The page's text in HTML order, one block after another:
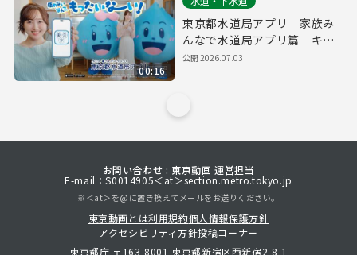
00:16
東京都水道局アプリ 家族み
んなで水道局アプリ篇 キャ
ッシュレス・水道料金（１５
公開2026.07.03
お問い合わせ : 東京動画 運営担当
E-mail：S0014905＜at＞section.metro.tokyo.jp
※＜at＞を@に置き換えてメールをお送りください。
東京動画とは利用規約個人情報保護方針
アクセシビリティ方針投稿コーナー
東京都庁 〒163-8001 東京都新宿区西新宿2-8-1